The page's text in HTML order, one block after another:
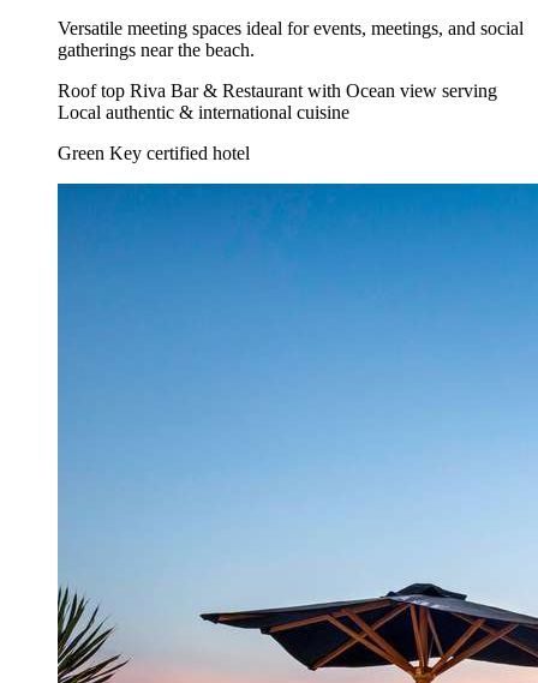
Versatile meeting spaces ideal for events, meetings, and social
gatherings near the beach.
Roof top Riva Bar & Restaurant with Ocean view serving
Local authentic & international cuisine
Green Key certified hotel